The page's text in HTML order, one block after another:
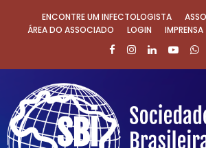
ENCONTRE UM INFECTOLOGISTA
ÁREA DO ASSOCIADO
LOGIN IMPRENSA